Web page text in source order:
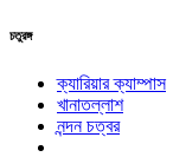
চতুরঙ্গ
ক্যারিয়ার ক্যাম্পাস
খানাতল্লাশ
নন্দন চত্বর